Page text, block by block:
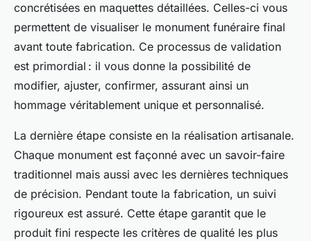
concrétisées en maquettes détaillées. Celles-ci vous
permettent de visualiser le monument funéraire final
avant toute fabrication. Ce processus de validation
est primordial : il vous donne la possibilité de
modifier, ajuster, confirmer, assurant ainsi un
hommage véritablement unique et personnalisé.
La dernière étape consiste en la réalisation artisanale.
Chaque monument est façonné avec un savoir-faire
traditionnel mais aussi avec les dernières techniques
de précision. Pendant toute la fabrication, un suivi
rigoureux est assuré. Cette étape garantit que le
produit fini respecte les critères de qualité les plus